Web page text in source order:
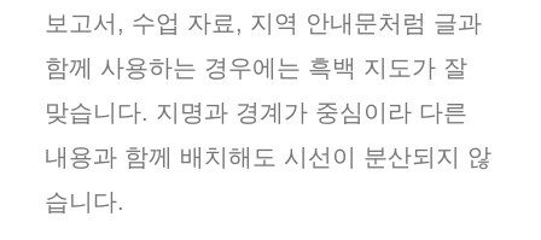
보고서, 수업 자료, 지역 안내문처럼 글과
함께 사용하는 경우에는 흑백 지도가 잘
맞습니다. 지명과 경계가 중심이라 다른
내용과 함께 배치해도 시선이 분산되지 않
습니다.